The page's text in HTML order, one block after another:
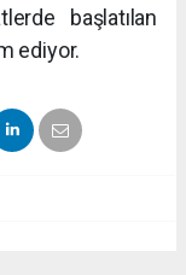
başlatılan
ediyor.